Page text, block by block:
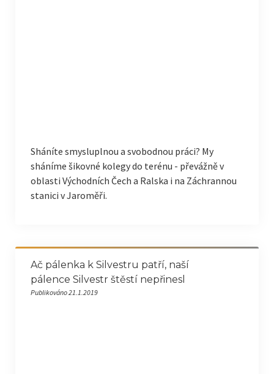
Sháníte smysluplnou a svobodnou práci? My
sháníme šikovné kolegy do terénu - převážně v
oblasti Východních Čech a Ralska i na Záchrannou
stanici v Jaroměři.
Ač pálenka k Silvestru patří, naší
pálence Silvestr štěstí nepřinesl
Publikováno 21.1.2019